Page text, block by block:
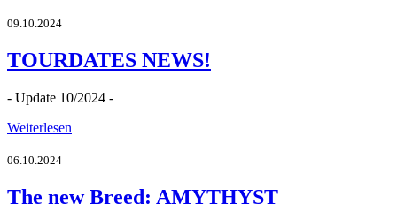
09.10.2024
TOURDATES NEWS!
- Update 10/2024 -
Weiterlesen
06.10.2024
The new Breed: AMYTHYST